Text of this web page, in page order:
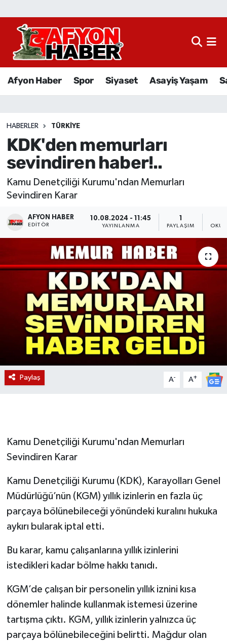
Afyon Haber Spor Siyaset Asayiş Yaşam
HABERLER TÜRKIYE
KDK'den memurları
sevindiren haber!..
Kamu Denetçiliği Kurumu'ndan Memurları
Sevindiren Karar
AFYON HABER
EDITÖR
10.08.2024 - 11:45
YAYINLANMA PAYLAŞIM
Paylaş A- A+
Kamu Denetçiliği Kurumu'ndan Memurları
Sevindiren Karar
Kamu Denetçiliği Kurumu (KDK), Karayolları Genel
Müdürlüğü’nün (KGM) yıllık izinlerin en fazla üç
parçaya bölünebileceği yönündeki kuralını hukuka
aykırı bularak iptal etti.
Bu karar, kamu çalışanlarına yıllık izinlerini
istedikleri kadar bölme hakkı tanıdı.
KGM’de çalışan bir personelin yıllık iznini kısa
dönemler halinde kullanmak istemesi üzerine
tartışma çıktı. KGM, yıllık izinlerin yalnızca üç
parçaya bölünebileceğini belirtti. Mağdur olan
Afyon Haber
Sağlık
Eğitim
Sivil Toplum
Ekonomi
Magazin
Etkinlikler